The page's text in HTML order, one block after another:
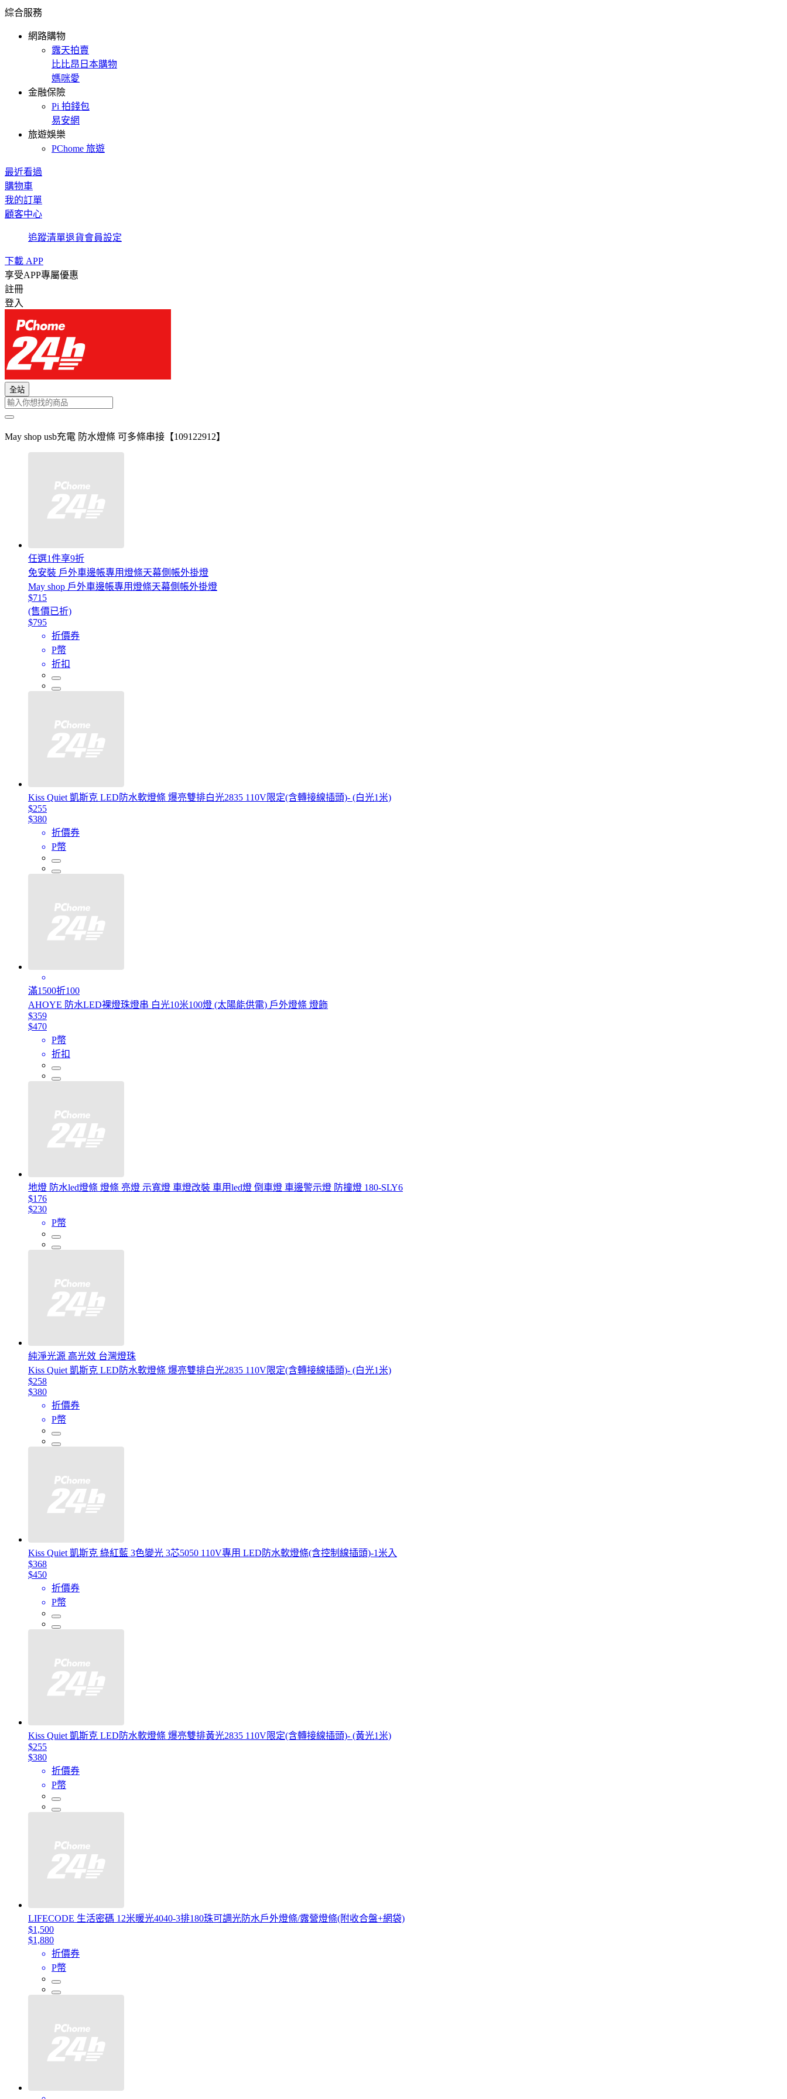
綜合服務
網路購物
露天拍賣
比比昂日本購物
媽咪愛
金融保險
Pi 拍錢包
易安網
旅遊娛樂
PChome 旅遊
最近看過
購物車
我的訂單
顧客中心
追蹤清單退貨會員設定
下載 APP
享受APP專屬優惠
註冊
登入
全站
May shop usb充電 防水燈條 可多條串接【109122912】
任選1件享9折
免安裝 戶外車邊帳專用燈條天幕側帳外掛燈
May shop 戶外車邊帳專用燈條天幕側帳外掛燈
$715
(售價已折)
$795
折價券
P幣
折扣
Kiss Quiet 凱斯克 LED防水軟燈條 爆亮雙排白光2835 110V限定(含轉接線插頭)- (白光1米)
$255
$380
折價券
P幣
滿1500折100
AHOYE 防水LED裸燈珠燈串 白光10米100燈 (太陽能供電) 戶外燈條 燈飾
$359
$470
P幣
折扣
地燈 防水led燈條 燈條 亮燈 示寬燈 車燈改裝 車用led燈 倒車燈 車邊警示燈 防撞燈 180-SLY6
$176
$230
P幣
純淨光源 高光效 台灣燈珠
Kiss Quiet 凱斯克 LED防水軟燈條 爆亮雙排白光2835 110V限定(含轉接線插頭)- (白光1米)
$258
$380
折價券
P幣
Kiss Quiet 凱斯克 綠紅藍 3色變光 3芯5050 110V專用 LED防水軟燈條(含控制線插頭)-1米入
$368
$450
折價券
P幣
Kiss Quiet 凱斯克 LED防水軟燈條 爆亮雙排黃光2835 110V限定(含轉接線插頭)- (黃光1米)
$255
$380
折價券
P幣
LIFECODE 生活密碼 12米暖光4040-3排180珠可調光防水戶外燈條/露營燈條(附收合盤+網袋)
$1,500
$1,880
折價券
P幣